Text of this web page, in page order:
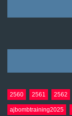
2560 2561 2562
ajbombtraining2025